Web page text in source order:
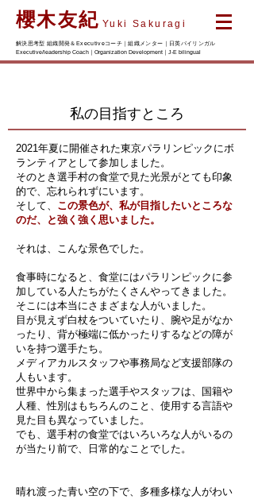
櫻木友紀 Yuki Sakuragi
解決思考型 組織開発＆Executiveコーチ｜組織メンター｜日英バイリンガル
Executive/leadership Coach｜Organization Development｜J-E bilingual
私の目指すところ
2021年夏に開催された東京パラリンピックにボ
ランティアとして参加しました。
そのとき選手村の食堂で見た光景がとても印象
的で、忘れられずにいます。
そして、 この景色が、私が目指したいところな
のだ、と強く強く思いました。
それは、こんな景色でした。
食事時になると、食堂にはパラリンピックに参
加している人たちがたくさんやってきました。
そこには本当にさまざまな人がいました。
目が見えず白杖をついていたり、腕や足がなか
ったり、背が極端に低かったりするなどの障が
いを持つ選手たち。
メディアカルスタッフや事務局など支援部隊の
人もいます。
世界中から集まった選手やスタッフは、国籍や
人種、性別はもちろんのこと、使用する言語や
見た目も異なっていました。
でも、選手村の食堂ではいろいろな人がいるの
が当たり前で、日常的なことでした。
晴れ渡った青い空の下で、多種多様な人がわい